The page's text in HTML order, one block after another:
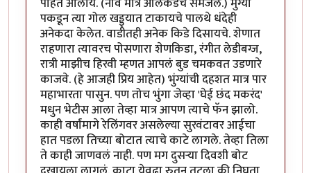
पकडून त्या गोल खड्ड्यात टाकायचे पालथे धंदेही
अनेकदा केलेत. वाडीतही अनेक किडे दिसायचे. शेणात
राहणारा त्यावरच पोसणारा शेणकिडा, रंगीत लेडीबग्ज,
रात्री माझीच हिरवी म्हणत आपलं बुड चमकवत उडणारे
काजवे. (हे आजही प्रिय आहेत) भुंग्यांची दहशत मात्र पार
महाभारता पासुन. पण तोच भुंगा जेव्हा 'घेई छंद मकरंद'
मधुन भेटीस आला तेव्हा मात्र आपण त्याचे फॅन झालो.
काही वर्षांमागे रेलिंगवर असलेल्या सुरवंटावर आईचा
हात पडला तिच्या बोटात त्याचे काटे लागले. तेव्हा तिला
ते काही जाणवलं नाही. पण मग दुसऱ्या दिवशी बोट